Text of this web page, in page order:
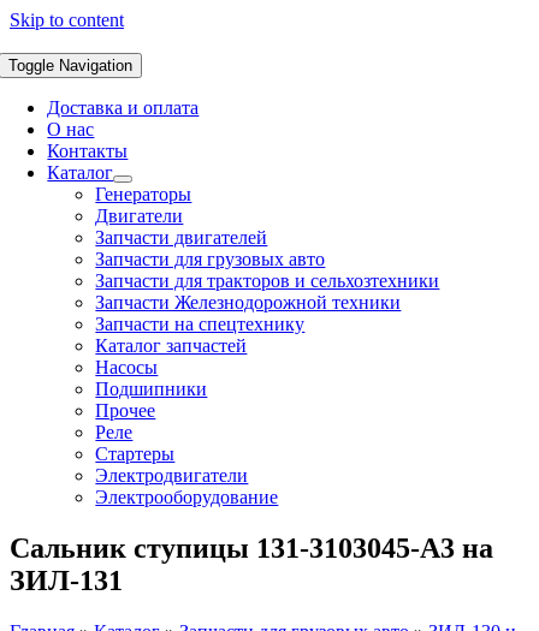
Skip to content
Toggle Navigation
Доставка и оплата
О нас
Контакты
Каталог
Генераторы
Двигатели
Запчасти двигателей
Запчасти для грузовых авто
Запчасти для тракторов и сельхозтехники
Запчасти Железнодорожной техники
Запчасти на спецтехнику
Каталог запчастей
Насосы
Подшипники
Прочее
Реле
Стартеры
Электродвигатели
Электрооборудование
Сальник ступицы 131-3103045-А3 на
ЗИЛ-131